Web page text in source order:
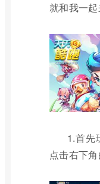
就和我一起
1.首先
点击右下角